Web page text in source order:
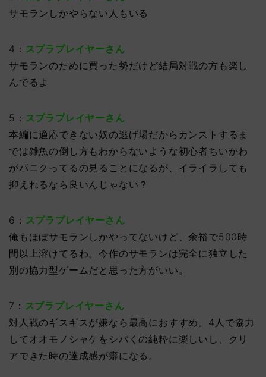
サモランしかやらない人もいる
4： スプラプレイヤーさん
サモランのために買った勢だけど結局対戦の方も楽し
んでるよ
5： スプラプレイヤーさん
本編に適応できない奴の逃げ場だからカンストするま
では雑魚の倒し方もわからないような初心者ちいかわ
がパニクってるの見ることになるが、イライラしても
抑えれるなら良いんじゃない？
6： スプラプレイヤーさん
俺もほぼサモランしかやってないけど、余裕で500時
間以上溶けてるわ。今作のサモランは完全に独立した
別の協力型ゲームだと思った方がいい。
7： スプラプレイヤーさん
対人戦のギスギスが嫌なら最高におすすめ。4人で協力
してオオモノシャケをシバくの純粋に楽しいし、クリ
アできた時の達成感が癖になる。